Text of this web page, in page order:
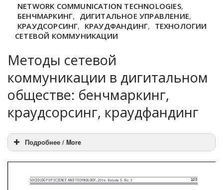
NETWORK COMMUNICATION TECHNOLOGIES,
БЕНЧМАРКИНГ, ДИГИТАЛЬНОЕ УПРАВЛЕНИЕ,
КРАУДСОРСИНГ, КРАУДФАНДИНГ, ТЕХНОЛОГИИ
СЕТЕВОЙ КОММУНИКАЦИИ
Методы сетевой
коммуникации в дигитальном
обществе: бенчмаркинг,
краудсорсинг, краудфандинг
Подробнее / More